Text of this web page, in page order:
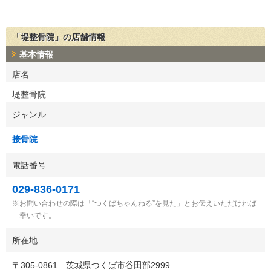
「堤整骨院」の店舗情報
基本情報
店名
堤整骨院
ジャンル
接骨院
電話番号
029-836-0171
お問い合わせの際は「“つくばちゃんねる”を見た」とお伝えいただければ
幸いです。
所在地
〒 305-0861 茨城県つくば市谷田部2999